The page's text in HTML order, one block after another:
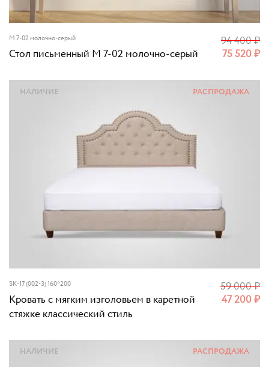
M 7-02 молочно-серый
Стол письменный M 7-02 молочно-серый 75 520₽
94 400₽
SK-17 (002-3) 160*200
Кровать с мягким изголовьем в каретной
стяжке классический стиль
47 200₽
59 000₽
РАСПРОДАЖА
НАЛИЧИЕ
РАСПРОДАЖА
НАЛИЧИЕ